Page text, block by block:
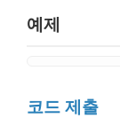
예제
코드 제출